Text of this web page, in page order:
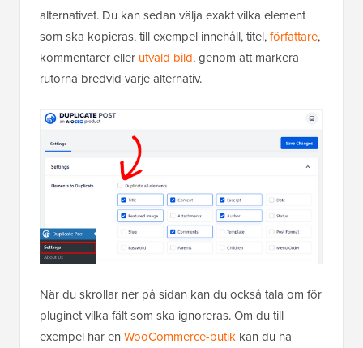
alternativet. Du kan sedan välja exakt vilka element
som ska kopieras, till exempel innehåll, titel,författare,
kommentarer eller utvald bild, genom att markera
rutorna bredvid varje alternativ.
När du skrollar ner på sidan kan du också tala om för
pluginet vilka fält som ska ignoreras. Om du till
exempel har en WooCommerce-butik kan du ha